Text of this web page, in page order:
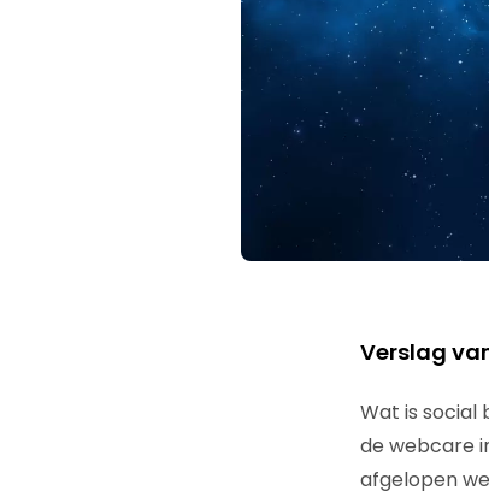
Verslag
Wat is social
de webcare
afgelopen